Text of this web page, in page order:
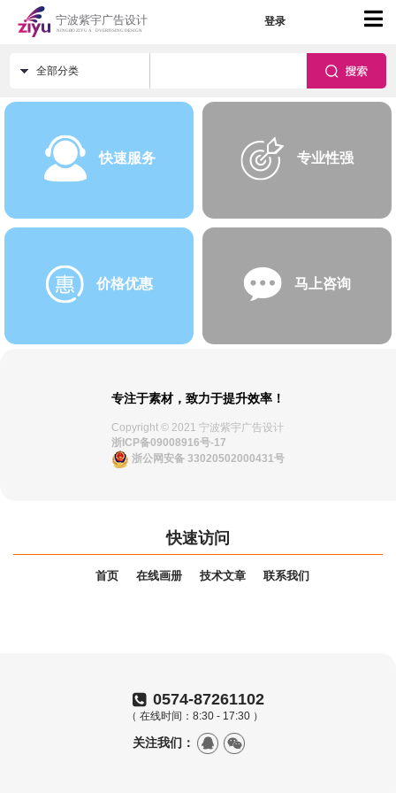
登录
全部分类
快速服务 专业性强
价格优惠 马上咨询
专注于素材，致力于提升效率！
Copyright © 2021 宁波紫宇广告设计
浙ICP备09008916号-17
浙公网安备 33020502000431号
快速访问
首页 在线画册 技术文章 联系我们
0574-87261102
（ 在线时间：8:30 - 17:30 ）
关注我们：